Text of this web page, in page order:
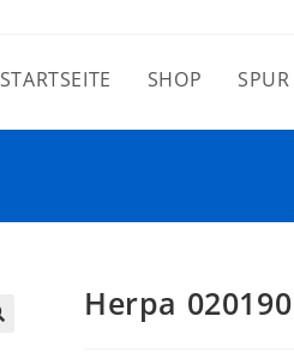
STARTSEITE SHOP SPUR
Herpa